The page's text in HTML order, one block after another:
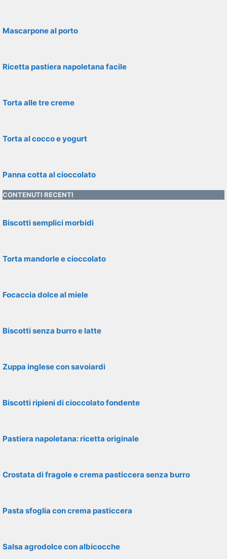
Mascarpone al porto
Ricetta pastiera napoletana facile
Torta alle tre creme
Torta al cocco e yogurt
Panna cotta al cioccolato
CONTENUTI RECENTI
Biscotti semplici morbidi
Torta mandorle e cioccolato
Focaccia dolce al miele
Biscotti senza burro e latte
Zuppa inglese con savoiardi
Biscotti ripieni di cioccolato fondente
Pastiera napoletana: ricetta originale
Crostata di fragole e crema pasticcera senza burro
Pasta sfoglia con crema pasticcera
Salsa agrodolce con albicocche